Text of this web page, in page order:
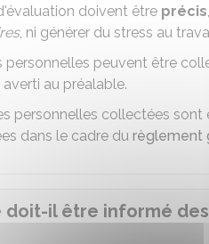
doivent être précis,
, ni générer du stress au
personnelles peuvent être
au préalable.
personnelles collectées
dans le cadre du règlement
doit-il être informé